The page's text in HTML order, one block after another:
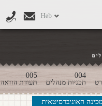
Heb
004
תכניות מנהלים
005
תעודת הוראה
האוניברסיטאית